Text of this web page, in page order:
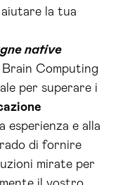
aiutare la tua
native
Computing
per superare i
esperienza e alla
di fornire
mirate per